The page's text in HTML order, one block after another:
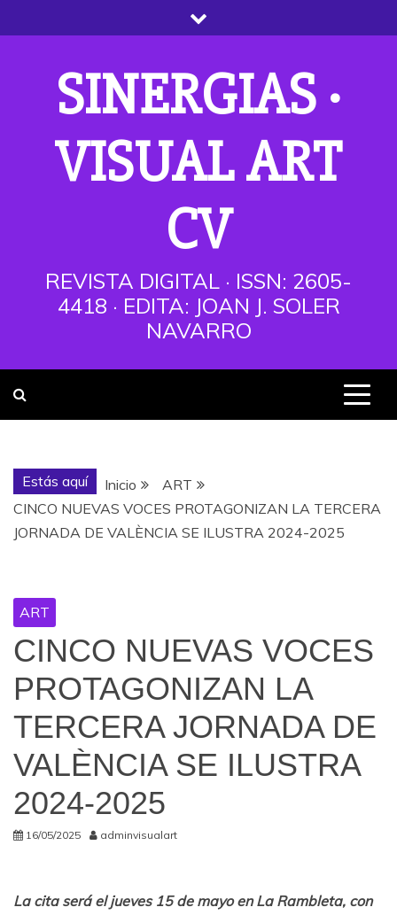
al
SINERGIAS ·
VISUAL ART
CV
REVISTA DIGITAL · ISSN: 2605-
4418 · EDITA: JOAN J. SOLER
NAVARRO
Estás aquí Inicio
ART
CINCO NUEVAS VOCES PROTAGONIZAN LA TERCERA
JORNADA DE VALÈNCIA SE ILUSTRA 2024-2025
ART
CINCO NUEVAS VOCES
PROTAGONIZAN LA
TERCERA JORNADA DE
VALÈNCIA SE ILUSTRA
2024-2025
16/05/2025 adminvisualart
La cita será el jueves 15 de mayo en La Rambleta, con